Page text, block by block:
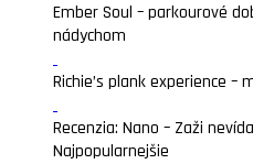
Ember Soul – parkourové
nádychom
Richie’s plank experience
Recenzia: Nano – Zaži
Najpopularnejšie